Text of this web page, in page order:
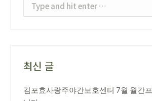
최신 글
김포효사랑주야간보호센터 7월 월간